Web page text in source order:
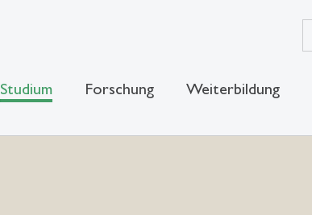
Studium Forschung Weiterbildung